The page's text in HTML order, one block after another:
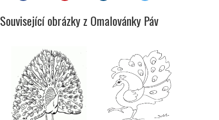
Související obrázky z Omalovánky Páv